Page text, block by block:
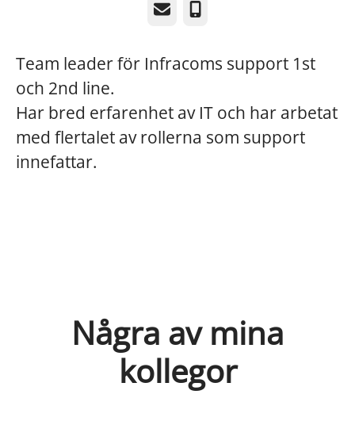
E-post Telefon
Team leader för Infracoms support 1st
och 2nd line.
Har bred erfarenhet av IT och har arbetat
med flertalet av rollerna som support
innefattar.
Några av mina
kollegor